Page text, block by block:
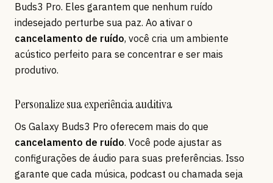
Buds3 Pro. Eles garantem que nenhum ruído
indesejado perturbe sua paz. Ao ativar o
cancelamento de ruído, você cria um ambiente
acústico perfeito para se concentrar e ser mais
produtivo.
Personalize sua experiência auditiva
Os Galaxy Buds3 Pro oferecem mais do que
cancelamento de ruído. Você pode ajustar as
configurações de áudio para suas preferências. Isso
garante que cada música, podcast ou chamada seja